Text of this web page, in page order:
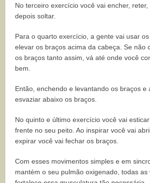
No terceiro exercício você vai encher,
depois soltar.
Para o quarto exercício, a gente vai usar
elevar os braços acima da cabeça. Se não
os braços tanto assim, vá até onde você
bem.
Então, enchendo e levantando os braços e
esvaziar abaixo os braços.
No quinto e último exercício você vai
frente no seu peito. Ao inspirar você vai
expirar você vai fechar os braços.
Com esses movimentos simples e em
mantém o seu pulmão oxigenado, todas as